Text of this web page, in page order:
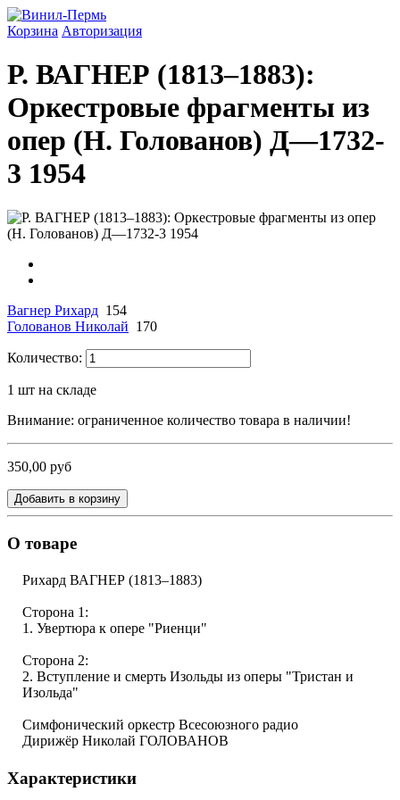
Корзина Авторизация
Р. ВАГНЕР (1813–1883):
Оркестровые фрагменты из
опер (Н. Голованов) Д—1732-
3 1954
Вагнер Рихард 154
Голованов Николай 170
Количество:
1 шт на складе
Внимание: ограниченное количество товара в наличии!
350,00 руб
Добавить в корзину
О товаре
Рихард ВАГНЕР (1813–1883)
Сторона 1:
1. Увертюра к опере "Риенци"
Сторона 2:
2. Вступление и смерть Изольды из оперы "Тристан и
Изольда"
Симфонический оркестр Всесоюзного радио
Дирижёр Николай ГОЛОВАНОВ
Характеристики